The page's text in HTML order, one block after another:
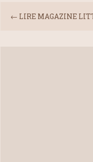
← LIRE MAGAZINE